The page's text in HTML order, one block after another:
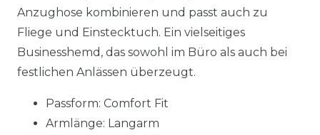
Anzughose kombinieren und passt auch zu
Fliege und Einstecktuch. Ein vielseitiges
Businesshemd, das sowohl im Büro als auch bei
festlichen Anlässen überzeugt.
Passform: Comfort Fit
Armlänge: Langarm